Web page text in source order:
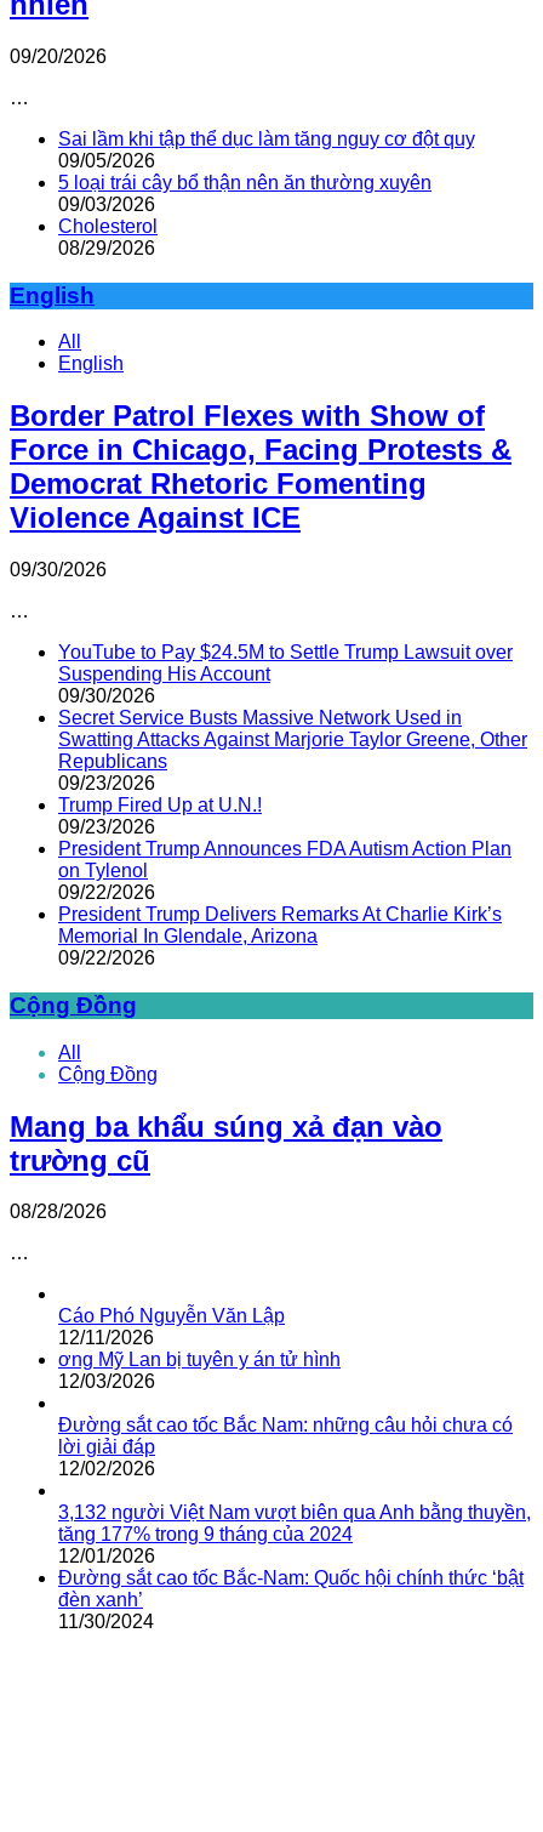
09/20/2026
…
Sai lầm khi tập thể dục làm tăng nguy cơ đột quỵ
09/05/2026
5 loại trái cây bổ thận nên ăn thường xuyên
09/03/2026
Cholesterol
08/29/2026
English
All
English
Border Patrol Flexes with Show of
Force in Chicago, Facing Protests &
Democrat Rhetoric Fomenting
Violence Against ICE
09/30/2026
…
YouTube to Pay $24.5M to Settle Trump Lawsuit over
Suspending His Account
09/30/2026
Secret Service Busts Massive Network Used in
Swatting Attacks Against Marjorie Taylor Greene, Other
Republicans
09/23/2026
Trump Fired Up at U.N.!
09/23/2026
President Trump Announces FDA Autism Action Plan
on Tylenol
09/22/2026
President Trump Delivers Remarks At Charlie Kirk’s
Memorial In Glendale, Arizona
09/22/2026
Cộng Đồng
All
Cộng Đồng
Mang ba khẩu súng xả đạn vào
trường cũ
08/28/2026
…
Cáo Phó Nguyễn Văn Lập
12/11/2026
ơng Mỹ Lan bị tuyên y án tử hình
12/03/2026
Đường sắt cao tốc Bắc Nam: những câu hỏi chưa có
lời giải đáp
12/02/2026
3,132 người Việt Nam vượt biên qua Anh bằng thuyền,
tăng 177% trong 9 tháng của 2024
12/01/2026
Đường sắt cao tốc Bắc-Nam: Quốc hội chính thức ‘bật
đèn xanh’
11/30/2024